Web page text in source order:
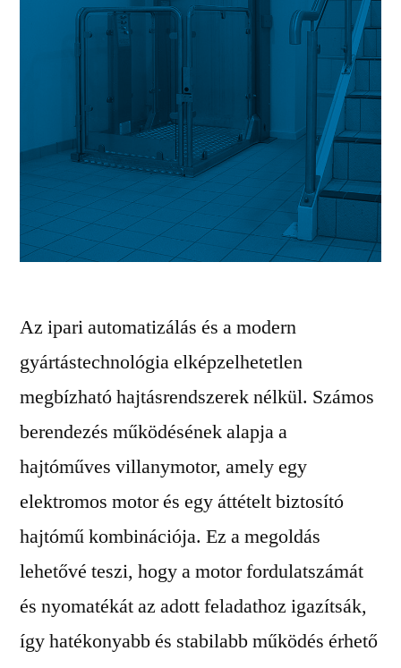
Az ipari automatizálás és a modern
gyártástechnológia elképzelhetetlen
megbízható hajtásrendszerek nélkül. Számos
berendezés működésének alapja a
hajtóműves villanymotor, amely egy
elektromos motor és egy áttételt biztosító
hajtómű kombinációja. Ez a megoldás
lehetővé teszi, hogy a motor fordulatszámát
és nyomatékát az adott feladathoz igazítsák,
így hatékonyabb és stabilabb működés érhető